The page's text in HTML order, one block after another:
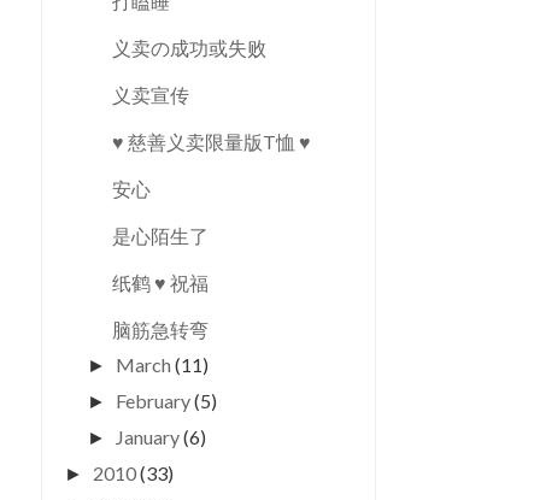
义卖の成功或失败
义卖宣传
♥ 慈善义卖限量版T恤 ♥
安心
是心陌生了
纸鹤 ♥ 祝福
脑筋急转弯
► March(11)
► February(5)
► January(6)
► 2010(33)